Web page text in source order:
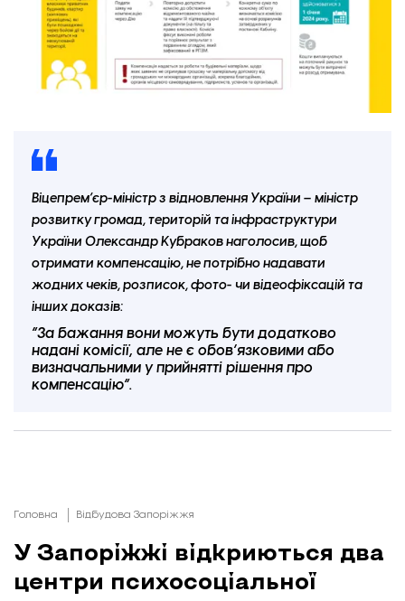
Віцепрем’єр-міністр з відновлення України – міністр
розвитку громад, територій та інфраструктури
України Олександр Кубраков наголосив, щоб
отримати компенсацію, не потрібно надавати
жодних чеків, розписок, фото- чи відеофіксацій та
інших доказів:
“За бажання вони можуть бути додатково
надані комісії, але не є обовʼязковими або
визначальними у прийнятті рішення про
компенсацію”.
Головна Відбудова Запоріжжя
У Запоріжжі відкриються два
центри психосоціальної